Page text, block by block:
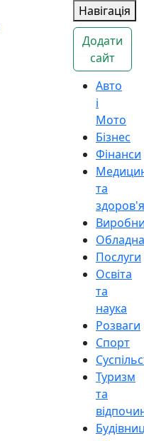
Навігація
Додати
сайт
Авто
і
Мото
Бізнес
Фінанси
та
здоров'я
Послуги
Освіта
та
наука
Розваги
Спорт
Туризм
та